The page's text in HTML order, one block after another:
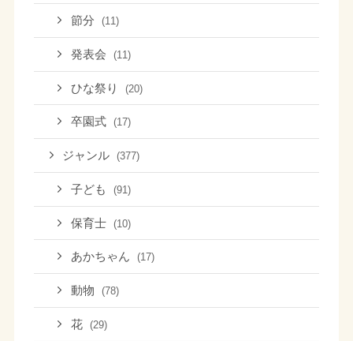
節分 (11)
発表会 (11)
ひな祭り (20)
卒園式 (17)
ジャンル (377)
子ども (91)
保育士 (10)
あかちゃん (17)
動物 (78)
花 (29)